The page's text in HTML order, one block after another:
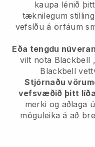
kaupa lénið
tæknilegum
vefsíðu á örfáum
Eða tengdu
vilt nota Blackbell
Blackbell
Stjórnaðu
vefsvæðið þitt
merki og aðlaga
möguleika á að